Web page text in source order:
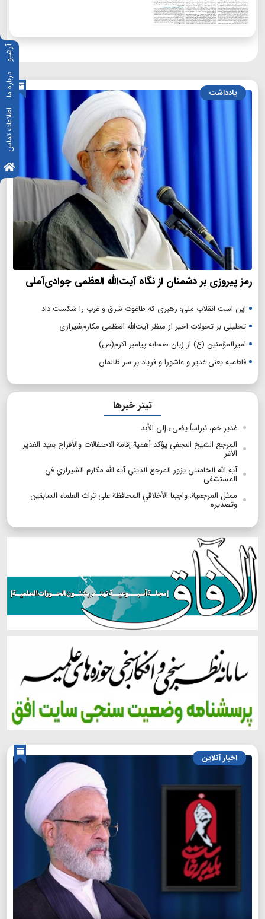
آرشیو
درباره ما
اطلاعات تماس
یادداشت
رمز پیروزی بر دشمنان از نگاه آیت‌الله العظمی جوادی‌آملی
این است انقلاب ملی: رهبری که طاغوت شرق و غرب را شکست داد
تحلیلی بر تحولات اخیر از منظر آیت‌الله العظمی مکارم‌شیرازی
امیرالمؤمنین (ع) از زبان صحابه پیامبر اکرم(ص)
فاطمیه یعنی غدیر و عاشورا و فریاد بر سر ظالمان
تیتر خبرها
غدیر خم، نبراساً یضیء إلی الأبد
المرجع الشيخ النجفي يؤكد أهمية إقامة الاحتفالات والأفراح بعيد الغدير
الأغر
آية الله الخامنئي يزور المرجع الديني آية الله مكارم الشيرازي في
المستشفى
ممثل المرجعية: واجبنا الأخلاقي المحافظة على تراث العلماء السابقين
وتصديره
اخبار آنلاین